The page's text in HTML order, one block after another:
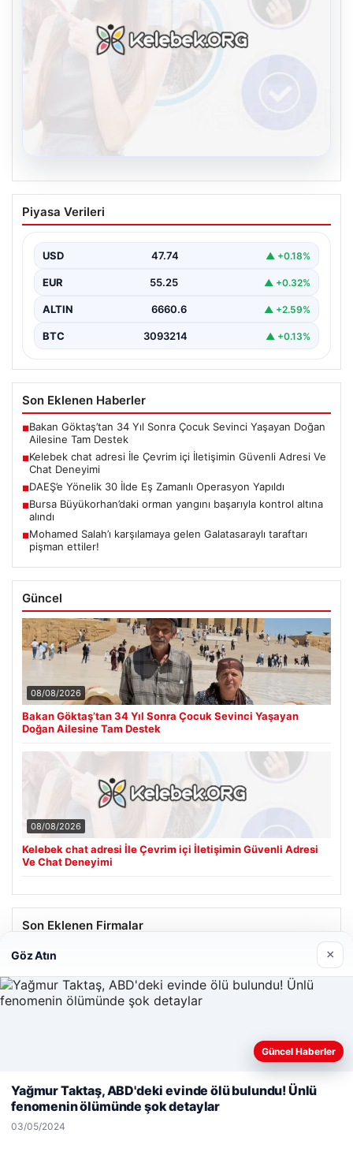
08.08.2026
Kelebek chat adresi İle Çevrim içi
İletişimin Güvenli Adresi Ve Chat
Sanal çağında kullanıcıların kaliteli bir biçimde irtibat
Piyasa Verileri
USD 47.74 ▲ +0.18%
EUR 55.25 ▲ +0.32%
ALTIN 6660.6 ▲ +2.59%
BTC 3093214 ▲ +0.13%
Son Eklenen Haberler
■Bakan Göktaş’tan 34 Yıl Sonra Çocuk Sevinci Yaşayan Doğan
Ailesine Tam Destek
■Kelebek chat adresi İle Çevrim içi İletişimin Güvenli Adresi Ve
Chat Deneyimi
■DAEŞ’e Yönelik 30 İlde Eş Zamanlı Operasyon Yapıldı
■Bursa Büyükorhan’daki orman yangını başarıyla kontrol altına
alındı
■Mohamed Salah’ı karşılamaya gelen Galatasaraylı taraftarı
pişman ettiler!
Güncel
08/08/2026
Bakan Göktaş’tan 34 Yıl Sonra Çocuk Sevinci Yaşayan
Doğan Ailesine Tam Destek
08/08/2026
Kelebek chat adresi İle Çevrim içi İletişimin Güvenli Adresi
Ve Chat Deneyimi
Son Eklenen Firmalar
Hastaş Beton
26/05/2026
© 2026 Habersor – Yeni Haberler
Web sitemizi nasıl kullandığınızı daha iyi anlayabilmek,
kullanıyoruz.Çerez Politikamız
Kabul Et
Göz Atın ×
Güncel Haberler
Yağmur Taktaş, ABD'deki evinde ölü bulundu! Ünlü
fenomenin ölümünde şok detaylar
03/05/2024